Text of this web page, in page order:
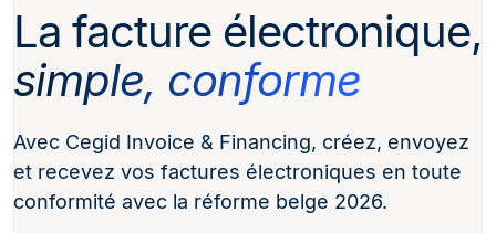
La facture électronique,
simple, conforme
Avec Cegid Invoice & Financing, créez, envoyez
et recevez vos factures électroniques en toute
conformité avec la réforme belge 2026.